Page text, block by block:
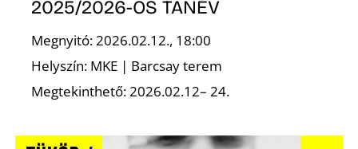
2025/2026-OS TANÉV
Megnyitó: 2026.02.12., 18:00
Helyszín: MKE | Barcsay terem
Megtekinthető: 2026.02.12– 24.